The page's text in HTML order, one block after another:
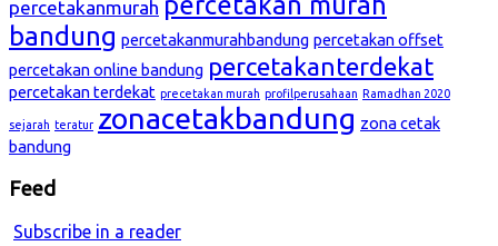
percetakanmurah
bandung percetakanmurahbandung percetakan offset
percetakan online bandung percetakanterdekat
percetakan terdekat precetakan murah profilperusahaan Ramadhan 2020
sejarah teratur zonacetakbandung zona cetak
bandung
Feed
Subscribe in a reader